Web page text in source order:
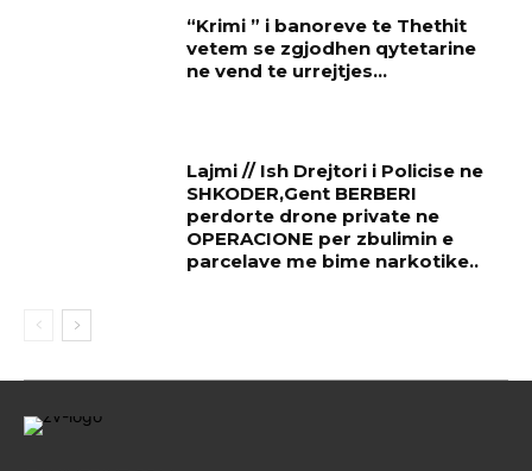
“Krimi ” i banoreve te Thethit
vetem se zgjodhen qytetarine
ne vend te urrejtjes…
Lajmi // Ish Drejtori i Policise ne
SHKODER,Gent BERBERI
perdorte drone private ne
OPERACIONE per zbulimin e
parcelave me bime narkotike..